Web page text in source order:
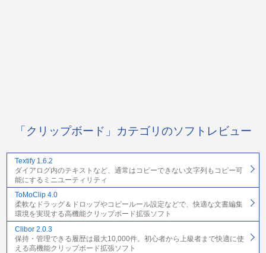
「クリップボード」カテゴリのソフトレビュー
Textify 1.6.2
ダイアログ内のテキストなど、通常はコピーできない文字列もコピー可
能にするミニユーティリティ
ToMoClip 4.0
柔軟なドラッグ＆ドロップやコピールール設定などで、快適な文書編集
環境を実現する高機能クリップボード拡張ソフト
Clibor 2.0.3
保持・管理できる履歴は最大10,000件。初心者から上級者まで快適に使
える高機能クリップボード拡張ソフト